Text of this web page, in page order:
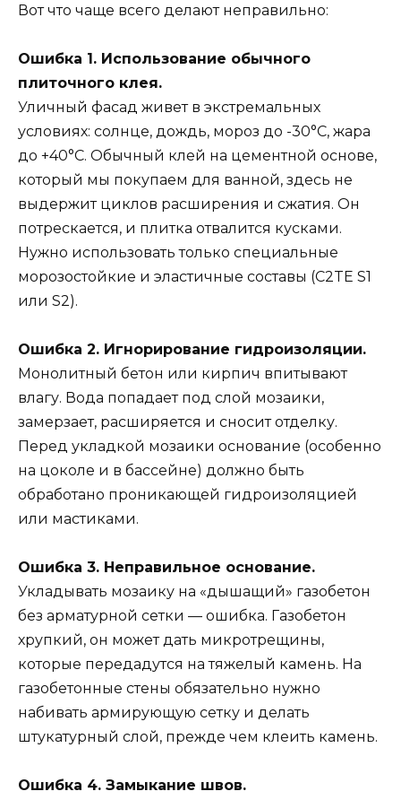
Вот что чаще всего делают неправильно:
Ошибка 1. Использование обычного
плиточного клея.
Уличный фасад живет в экстремальных
условиях: солнце, дождь, мороз до -30°C, жара
до +40°C. Обычный клей на цементной основе,
который мы покупаем для ванной, здесь не
выдержит циклов расширения и сжатия. Он
потрескается, и плитка отвалится кусками.
Нужно использовать только специальные
морозостойкие и эластичные составы (C2TE S1
или S2).
Ошибка 2. Игнорирование гидроизоляции.
Монолитный бетон или кирпич впитывают
влагу. Вода попадает под слой мозаики,
замерзает, расширяется и сносит отделку.
Перед укладкой мозаики основание (особенно
на цоколе и в бассейне) должно быть
обработано проникающей гидроизоляцией
или мастиками.
Ошибка 3. Неправильное основание.
Укладывать мозаику на «дышащий» газобетон
без арматурной сетки — ошибка. Газобетон
хрупкий, он может дать микротрещины,
которые передадутся на тяжелый камень. На
газобетонные стены обязательно нужно
набивать армирующую сетку и делать
штукатурный слой, прежде чем клеить камень.
Ошибка 4. Замыкание швов.